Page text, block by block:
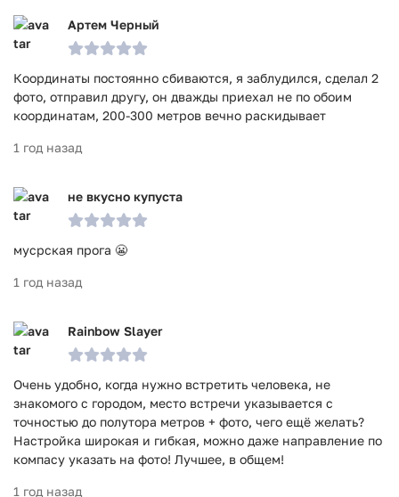
Артем Черный
Координаты постоянно сбиваются, я заблудился, сделал 2
фото, отправил другу, он дважды приехал не по обоим
координатам, 200-300 метров вечно раскидывает
1 год назад
не вкусно купуста
мусрская прога 😬
1 год назад
Rainbow Slayer
Очень удобно, когда нужно встретить человека, не
знакомого с городом, место встречи указывается с
точностью до полутора метров + фото, чего ещё желать?
Настройка широкая и гибкая, можно даже направление по
компасу указать на фото! Лучшее, в общем!
1 год назад